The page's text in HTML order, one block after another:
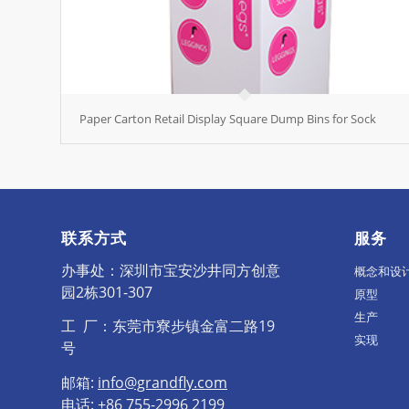
Paper Carton Retail Display Square Dump Bins for Sock
联系方式
办事处：深圳市宝安沙井同方创意
园2栋301-307
工 厂：东莞市寮步镇金富二路19
号
邮箱: info@grandfly.com
电话: +86 755-2996 2199
服务
概念和设
原型
生产
实现